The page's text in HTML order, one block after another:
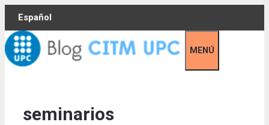
Skip
content
Español
MENÚ
seminarios